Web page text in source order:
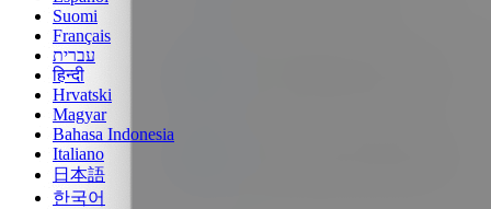
Suomi
Français
עברית
हिन्दी
Hrvatski
Magyar
Bahasa Indonesia
Italiano
日本語
한국어